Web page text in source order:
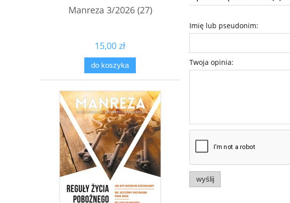
Manreza 3/2026 (27)
15,00 zł
do koszyka
Imię lub pseudonim:
Twoja opinia:
wyślij